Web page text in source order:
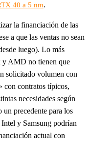
40 a 5 nm.
la financiación de las
a que las ventas no sean
luego). Lo más
y AMD no tienen que
solicitado volumen con
con contratos típicos,
necesidades según
un precedente para los
Intel y Samsung podrían
actual con